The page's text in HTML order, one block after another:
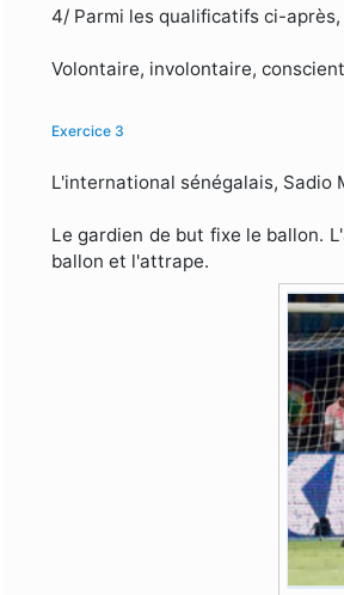
4/ Parmi les qualificatifs ci-
Volontaire, involontaire,
Exercice 3
L'international sénégalais, Sadio
Le gardien de but fixe le ballon.
ballon et l'attrape.